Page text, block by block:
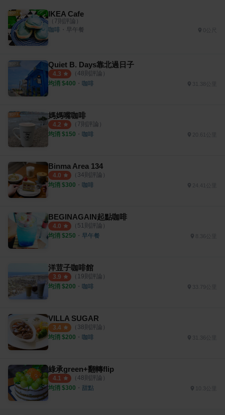
IKEA Cafe
（ 7則評論）
咖啡 ・ 早午餐
Quiet B. Days靠北過日子
4.3 （ 48則評論）
均消 $400 ・ 咖啡
媽媽嘴咖啡
4.2 （ 7則評論）
均消 $150 ・ 咖啡
Binma Area 134
4.0 （ 34則評論）
均消 $300 ・ 咖啡 24.41公里
BEGINAGAIN起點咖啡
4.0 （ 51則評論）
均消 $250 ・ 早午餐
洋荳子咖啡館
3.9 （ 19則評論）
均消 $200 ・ 咖啡
VILLA SUGAR
3.4 （ 38則評論）
均消 $200 ・ 咖啡
綠承green+翻轉flip
4.1 （ 48則評論）
均消 $300 ・ 甜點